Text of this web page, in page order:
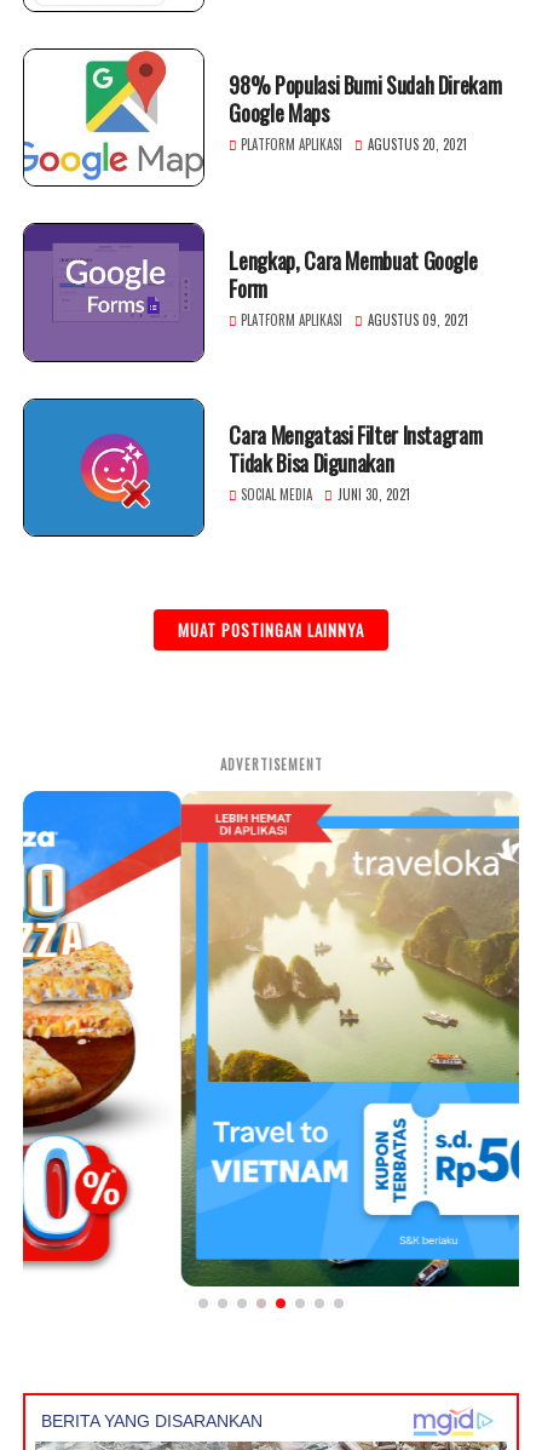
98% Populasi Bumi Sudah Direkam
Google Maps
PLATFORM APLIKASI AGUSTUS 20, 2021
Lengkap, Cara Membuat Google
Form
PLATFORM APLIKASI AGUSTUS 09, 2021
Cara Mengatasi Filter Instagram
Tidak Bisa Digunakan
SOCIAL MEDIA JUNI 30, 2021
MUAT POSTINGAN LAINNYA
ADVERTISEMENT